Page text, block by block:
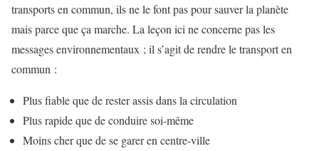
transports en commun, ils ne le font pas pour sauver la planète
mais parce que ça marche. La leçon ici ne concerne pas les
messages environnementaux ; il s’agit de rendre le transport en
commun :
Plus fiable que de rester assis dans la circulation
Plus rapide que de conduire soi-même
Moins cher que de se garer en centre-ville